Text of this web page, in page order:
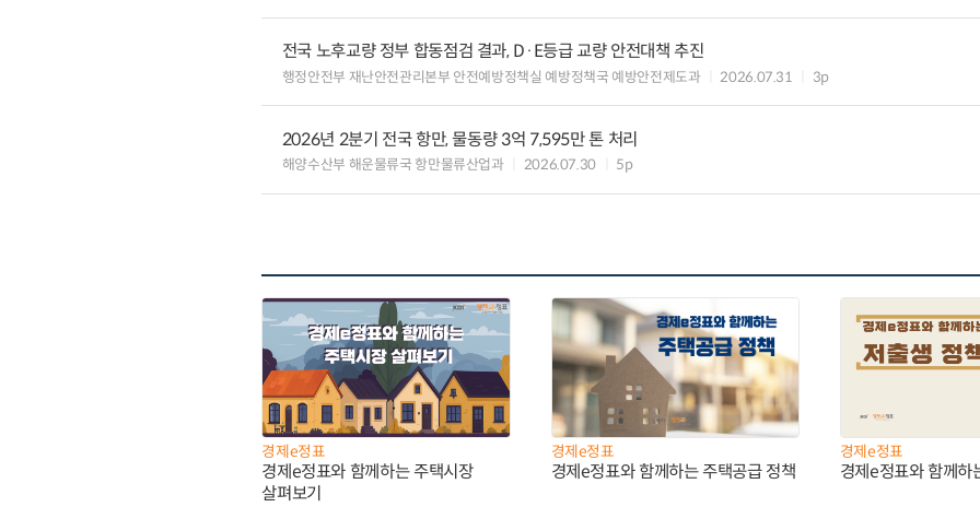
전국 노후교량 정부 합동점검 결과, D·E등급 교량 안전대책 추진
행정안전부 재난안전관리본부 안전예방정책실 예방정책국 예방안전제도과 2026.07.31 3p
2026년 2분기 전국 항만, 물동량 3억 7,595만 톤 처리
해양수산부 해운물류국 항만물류산업과 2026.07.30 5p
경제e정표
경제e정표와 함께하는 주택시장
살펴보기
경제e정표
경제e정표와 함께하는 주택공급 정책
경제e정표
경제e정표와 함께하